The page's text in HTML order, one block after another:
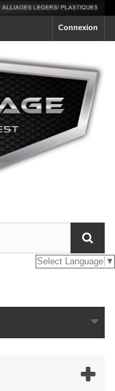
Connexion
Select Language ▼